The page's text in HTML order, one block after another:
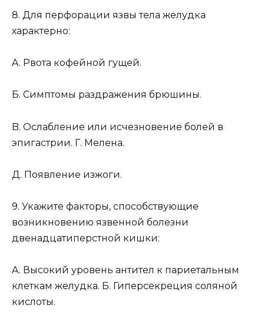
8. Для перфорации язвы тела желудка
характерно:
A. Рвота кофейной гущей.
Б. Симптомы раздражения брюшины.
B. Ослабление или исчезновение болей в
эпигастрии. Г. Мелена.
Д. Появление изжоги.
9. Укажите факторы, способствующие
возникновению язвенной болезни
двенадцатиперстной кишки:
A. Высокий уровень антител к париетальным
клеткам желудка. Б. Гиперсекреция соляной
кислоты.